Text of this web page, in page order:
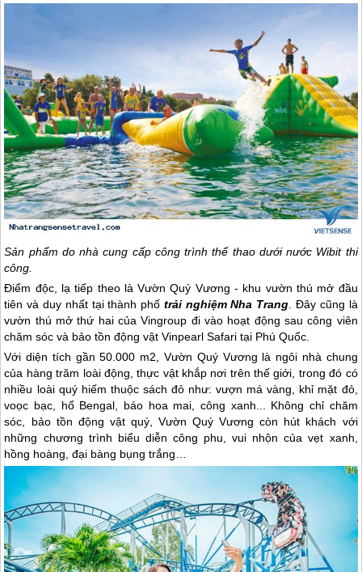
Sản phẩm do nhà cung cấp công trình thể thao dưới nước Wibit thi
công.
Điểm độc, lạ tiếp theo là Vườn Quý Vương - khu vườn thú mở đầu
tiên và duy nhất tại thành phố trải nghiệmNha Trang. Đây cũng là
vườn thú mở thứ hai của Vingroup đi vào hoạt động sau công viên
chăm sóc và bảo tồn động vật Vinpearl Safari tại Phú Quốc.
Với diện tích gần 50.000 m2, Vườn Quý Vương là ngôi nhà chung
của hàng trăm loài động, thực vật khắp nơi trên thế giới, trong đó có
nhiều loài quý hiếm thuộc sách đỏ như: vượn má vàng, khỉ mặt đỏ,
voọc bạc, hổ Bengal, báo hoa mai, công xanh... Không chỉ chăm
sóc, bảo tồn động vật quý, Vườn Quý Vương còn hút khách với
những chương trình biểu diễn công phu, vui nhộn của vẹt xanh,
hồng hoàng, đại bàng bụng trắng…